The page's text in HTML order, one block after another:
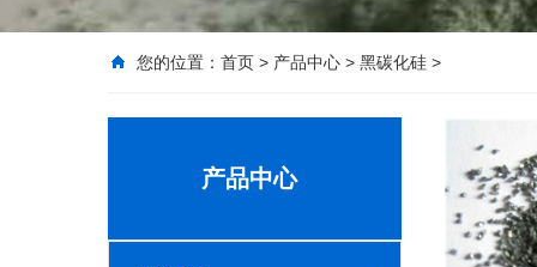
您的位置： 首页 > 产品中心 > 黑碳化硅 >
产品中心